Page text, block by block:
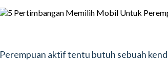
Perempuan aktif tentu butuh sebuah